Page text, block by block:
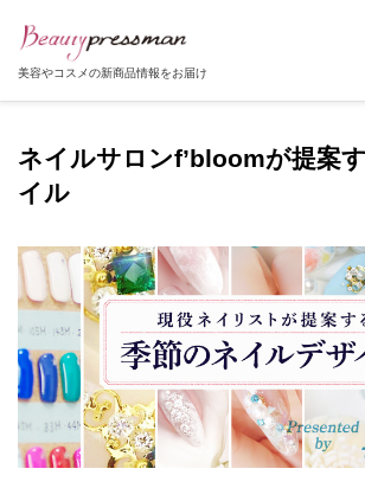
美容やコスメの新商品情報をお届け
ネイルサロンf’bloomが提案
イル